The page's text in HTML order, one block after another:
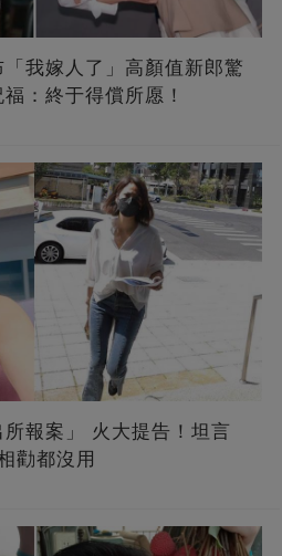
我嫁人了」高顏值新郎驚
：終于得償所愿！
報案」 火大提告！坦言
勸都沒用